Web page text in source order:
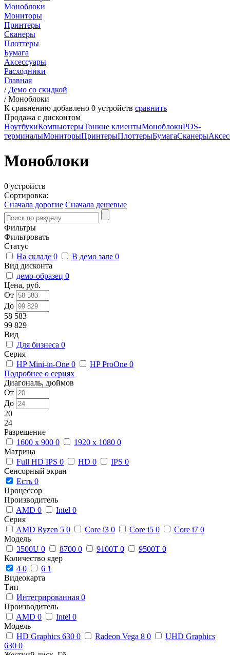
Моноблоки
Мониторы
Принтеры
Сканеры
Плоттеры
Бумага
Аксессуары
Расходники
Главная
/ Демо со скидкой
/Моноблоки
К сравнению добавлено 0 устройств сравнить
Продажа с дисконтом
НоутбукиКомпьютерыТонкие клиентыМоноблокиPOS-
терминалыМониторыПринтерыПлоттерыБумагаСканеры
Моноблоки
0 устройств
Сортировка:
Сначала дорогие Сначала дешевые
Фильтры
Фильтровать
Статус
На складе 0 В демо зале 0
Вид дисконта
демо-образец 0
Цена, руб.
От
До
58 583
99 829
Вид
Для бизнеса 0
Серия
HP Mini-in-One 0 HP ProOne 0
Подробнее о сериях
Диагональ, дюймов
От
До
20
24
Разрешение
1600 x 900 0 1920 x 1080 0
Матрица
Full HD IPS 0 HD 0 IPS 0
Сенсорный экран
Есть 0
Процессор
Производитель
AMD 0 Intel 0
Серия
AMD Ryzen 5 0 Core i3 0 Core i5 0 Core i7 0
Модель
3500U 0 8700 0 9100T 0 9500T 0
Количество ядер
4 0 6 1
Видеокарта
Тип
Интегрированная 0
Производитель
AMD 0 Intel 0
Модель
HD Graphics 630 0 Radeon Vega 8 0
UHD Graphics
630 0